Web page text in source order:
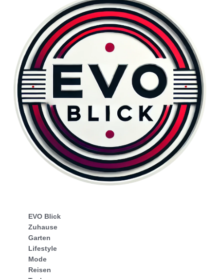
EVO Blick
Zuhause
Garten
Lifestyle
Mode
Reisen